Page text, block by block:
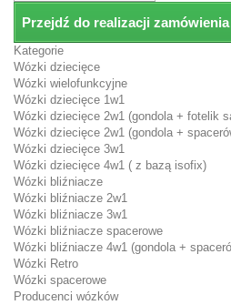
Przejdź do realizacji zamówienia
Kategorie
Wózki dziecięce
Wózki wielofunkcyjne
Wózki dziecięce 1w1
Wózki dziecięce 2w1 (gondola + fotelik
Wózki dziecięce 2w1 (gondola +
Wózki dziecięce 3w1
Wózki dziecięce 4w1 ( z bazą isofix)
Wózki bliźniacze
Wózki bliźniacze 2w1
Wózki bliźniacze 3w1
Wózki bliźniacze spacerowe
Wózki bliźniacze 4w1 (gondola +
Wózki Retro
Wózki spacerowe
Producenci wózków